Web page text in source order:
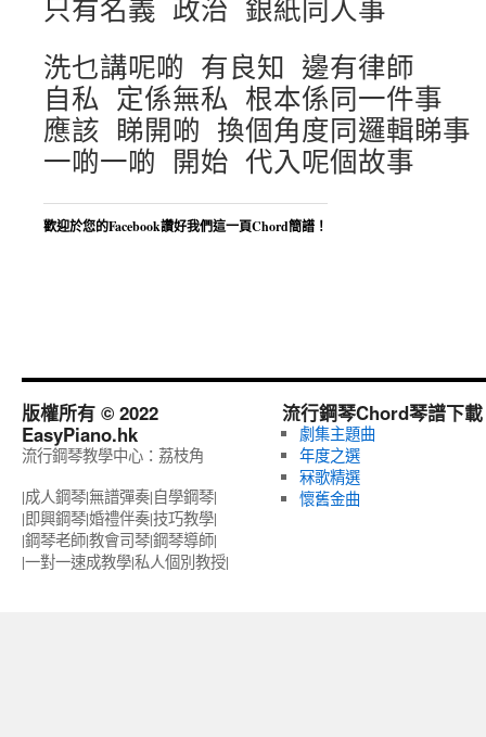
只有名義 政治 銀紙同人事
洗乜講呢啲 有良知 邊有律師
自私 定係無私 根本係同一件事
應該 睇開啲 換個角度同邏輯睇事
一啲一啲 開始 代入呢個故事
歡迎於您的Facebook讚好我們這一頁Chord簡譜！
版權所有 © 2022
EasyPiano.hk
流行鋼琴教學中心：荔枝角
|成人鋼琴|無譜彈奏|自學鋼琴|
|即興鋼琴|婚禮伴奏|技巧教學|
|鋼琴老師|教會司琴|鋼琴導師|
|一對一速成教學|私人個別教授‎|
流行鋼琴Chord琴譜下載
劇集主題曲
年度之選
冧歌精選
懷舊金曲